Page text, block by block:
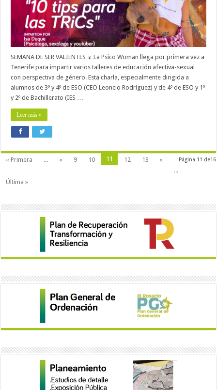
SEMANA DE SER VALIENTES ♀ La Psico Woman llega por primera vez a
Tenerife para impartir varios talleres de educación afectiva-sexual
con perspectiva de género. Esta charla, especialmente dirigida a
alumnos de 3º y 4º de ESO (CEO Leoncio Rodríguez) y de 4º de ESO y 1º
y 2º de Bachillerato (IES …
Leer más »
Página 11 de16
« Primera ... « 9 10 11 12 13
»
...
Última »